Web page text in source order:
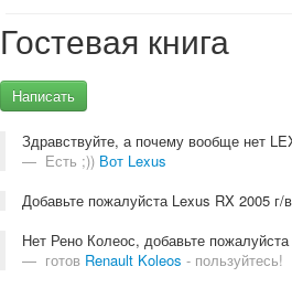
Гостевая книга
Написать
Здравствуйте, а почему вообще нет
Есть ;)) Вот Lexus
Добавьте пожалуйста Lexus RX 2005 г/в
Нет Рено Колеос, добавьте пожалуйста
готов Renault Koleos - пользуйтесь!